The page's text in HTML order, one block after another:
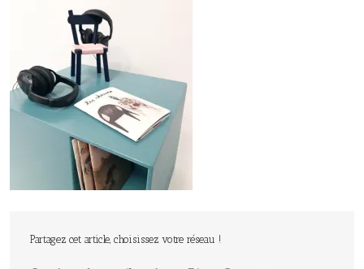
Partagez cet article, choisissez votre réseau !